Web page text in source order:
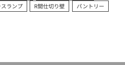
ランプ R間仕切り壁
パントリー